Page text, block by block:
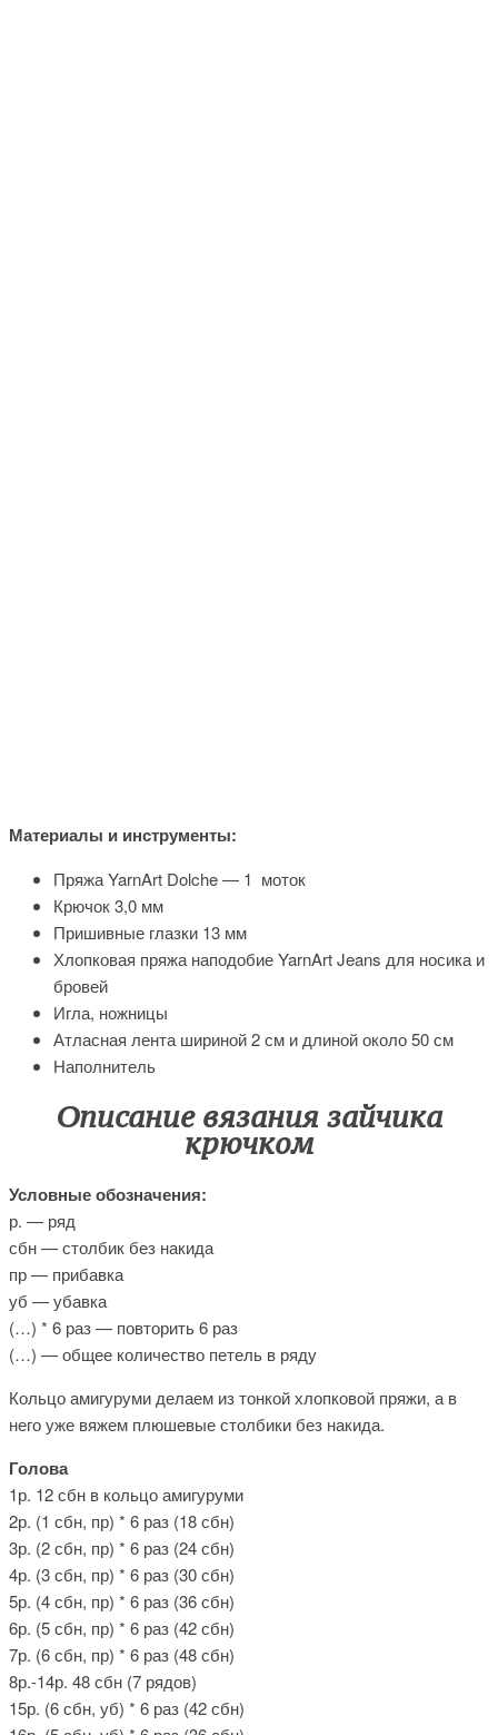
Материалы и инструменты:
Пряжа YarnArt Dolche — 1 моток
Крючок 3,0 мм
Пришивные глазки 13 мм
Хлопковая пряжа наподобие YarnArt Jeans для носика и
бровей
Игла, ножницы
Атласная лента шириной 2 см и длиной около 50 см
Наполнитель
Описание вязания зайчика
крючком
Условные обозначения:
р. — ряд
сбн — столбик без накида
пр — прибавка
уб — убавка
(…) * 6 раз — повторить 6 раз
(…) — общее количество петель в ряду
Кольцо амигуруми делаем из тонкой хлопковой пряжи, а в
него уже вяжем плюшевые столбики без накида.
Голова
1р. 12 сбн в кольцо амигуруми
2р. (1 сбн, пр) * 6 раз (18 сбн)
3р. (2 сбн, пр) * 6 раз (24 сбн)
4р. (3 сбн, пр) * 6 раз (30 сбн)
5р. (4 сбн, пр) * 6 раз (36 сбн)
6р. (5 сбн, пр) * 6 раз (42 сбн)
7р. (6 сбн, пр) * 6 раз (48 сбн)
8р.-14р. 48 сбн (7 рядов)
15р. (6 сбн, уб) * 6 раз (42 сбн)